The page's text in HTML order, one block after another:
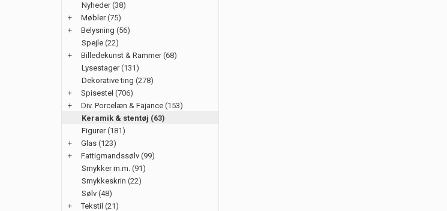
Nyheder(38)
+
Møbler(75)
+
Belysning (56)
Spejle (22)
+
Billedekunst & Rammer(68)
Lysestager(131)
Dekorative ting (278)
+
Spisestel (706)
+
Div. Porcelæn & Fajance (153)
Keramik & stentøj (63)
Figurer(181)
+
Glas (123)
+
Fattigmandssølv (99)
Smykker m.m. (91)
Smykkeskrin (22)
Sølv (48)
+
Tekstil (21)